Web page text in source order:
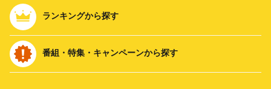
ランキングから探す
番組・特集・キャンペーンから探す